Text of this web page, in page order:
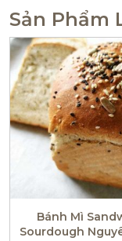
Sản Phẩm
Bánh Mì
Sourdough